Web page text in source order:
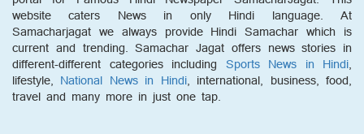
website caters News in only Hindi language. At
Samacharjagat we always provide Hindi Samachar which is
current and trending. Samachar Jagat offers news stories in
different-different categories including Sports News in Hindi,
lifestyle, National News in Hindi, international, business, food,
travel and many more in just one tap.